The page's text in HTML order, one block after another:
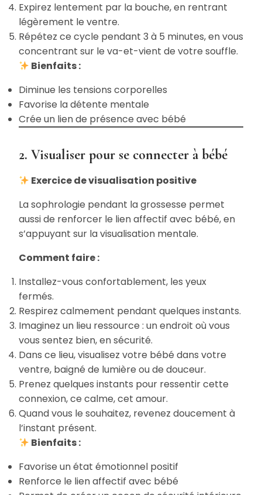
Expirez lentement par la bouche, en rentrant
légèrement le ventre.
Répétez ce cycle pendant 3 à 5 minutes, en vous
concentrant sur le va-et-vient de votre souffle.
Bienfaits :
Diminue les tensions corporelles
Favorise la détente mentale
Crée un lien de présence avec bébé
2. Visualiser pour se connecter à bébé
Exercice de visualisation positive
La sophrologie pendant la grossesse permet
aussi de renforcer le lien affectif avec bébé, en
s’appuyant sur la visualisation mentale.
Comment faire :
Installez-vous confortablement, les yeux
fermés.
Respirez calmement pendant quelques instants.
Imaginez un lieu ressource : un endroit où vous
vous sentez bien, en sécurité.
Dans ce lieu, visualisez votre bébé dans votre
ventre, baigné de lumière ou de douceur.
Prenez quelques instants pour ressentir cette
connexion, ce calme, cet amour.
Quand vous le souhaitez, revenez doucement à
l’instant présent.
Bienfaits :
Favorise un état émotionnel positif
Renforce le lien affectif avec bébé